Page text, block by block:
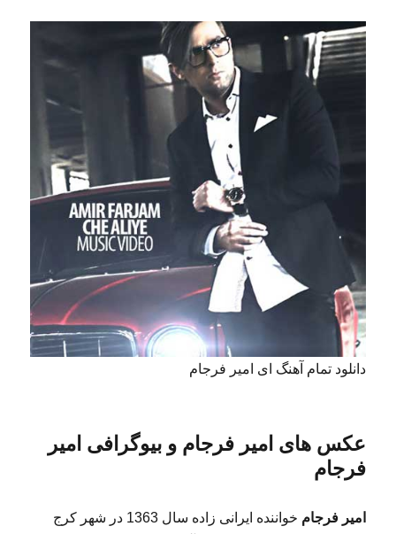
دانلود تمام آهنگ ای امیر فرجام
عکس های امیر فرجام و بیوگرافی امیر
فرجام
امیر فرجام
خواننده ایرانی زاده سال 1363 در شهر کرج